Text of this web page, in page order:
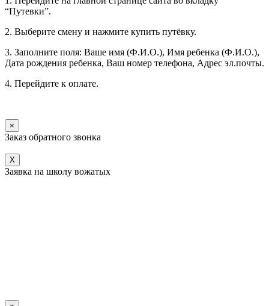
“Путевки”.
2. Выберите смену и нажмите купить путёвку.
3. Заполните поля: Ваше имя (Ф.И.О.), Имя ребенка (Ф.И.О.),
Дата рождения ребенка, Ваш номер телефона, Адрес эл.почты.
4. Перейдите к оплате.
×
Заказ обратного звонка
X
Заявка на школу вожатых